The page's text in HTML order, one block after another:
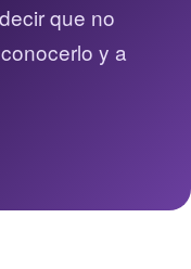
que no
y a